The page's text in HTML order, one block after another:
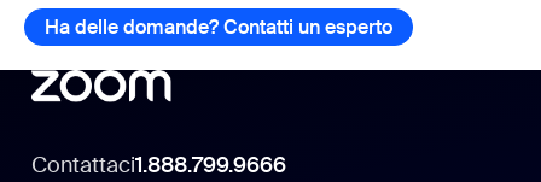
Ha delle domande? Contatti un esperto Ha delle
Contattaci1.888.799.9666